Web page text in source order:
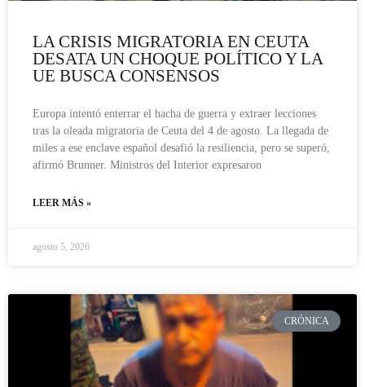
LA CRISIS MIGRATORIA EN CEUTA
DESATA UN CHOQUE POLÍTICO Y LA
UE BUSCA CONSENSOS
Europa intentó enterrar el hacha de guerra y extraer lecciones
tras la oleada migratoria de Ceuta del 4 de agosto. La llegada de
miles a ese enclave español desafió la resiliencia, pero se superó,
afirmó Brunner. Ministros del Interior expresaron
LEER MÁS »
agosto 5, 2026
CRÓNICA